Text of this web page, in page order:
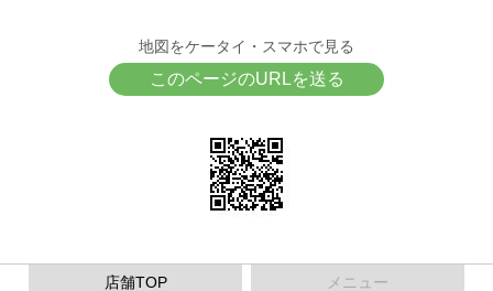
地図をケータイ・スマホで見る
このページのURLを送る
店舗TOP メニュー